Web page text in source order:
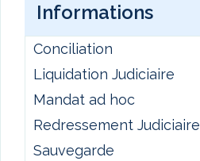
Informations
Conciliation
Liquidation Judiciaire
Mandat ad hoc
Redressement Judiciaire
Sauvegarde